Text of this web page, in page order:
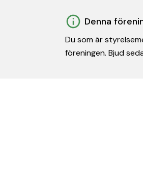
Denna
Du som är
föreningen. Bjud